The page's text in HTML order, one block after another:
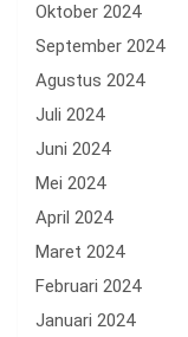
Oktober 2024
September 2024
Agustus 2024
Juli 2024
Juni 2024
Mei 2024
April 2024
Maret 2024
Februari 2024
Januari 2024